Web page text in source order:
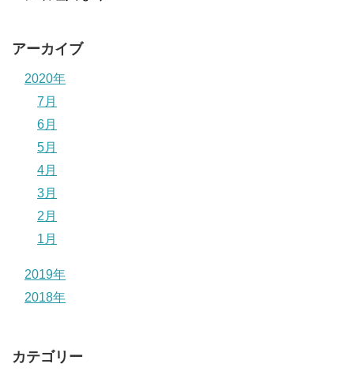
アーカイブ
2020年
7月
6月
5月
4月
3月
2月
1月
2019年
2018年
カテゴリー